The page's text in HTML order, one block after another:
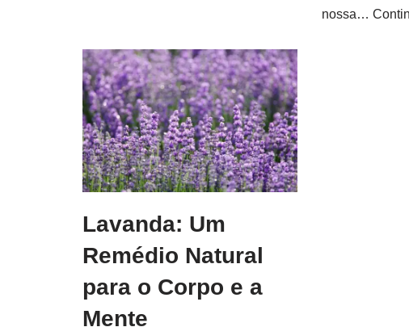
nossa…
Lavanda: Um
Remédio Natural
para o Corpo e a
Mente